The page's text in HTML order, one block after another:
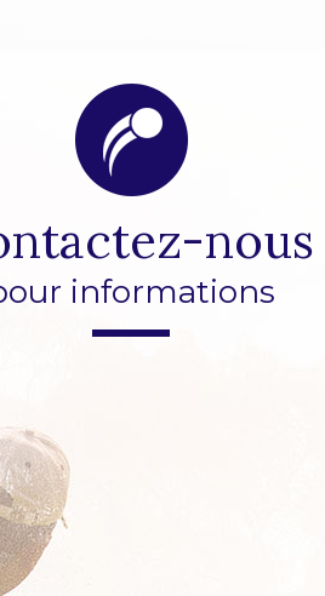
nous
informations